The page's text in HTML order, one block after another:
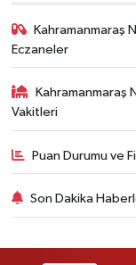
Kahramanmaraş
Eczaneler
Kahramanmaraş
Vakitleri
Puan Durumu ve
Son Dakika